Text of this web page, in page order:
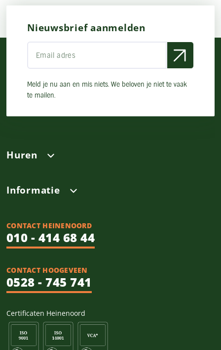
Huren
Informatie
CONTACT HEINENOORD
010 - 414 68 44
CONTACT HOOGEVEEN
0528 - 745 741
Certificaten Heinenoord
Nieuwsbrief aanmelden
Meld je nu aan en mis niets. We beloven je niet te vaak
te mailen.